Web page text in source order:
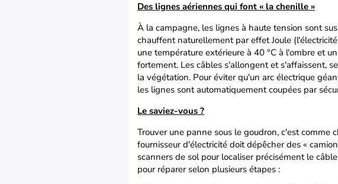
Des lignes aériennes qui font « la chenille »
À la campagne, les lignes à haute tension sont
chauffent naturellement par effet Joule
une température extérieure à 40 °C à l'ombre et
fortement. Les câbles s'allongent et s'affaissent,
la végétation. Pour éviter qu'un arc électrique
les lignes sont automatiquement coupées par
Le saviez-vous ?
Trouver une panne sous le goudron, c'est comme
fournisseur d'électricité doit dépêcher des «
scanners de sol pour localiser précisément le
pour réparer selon plusieurs étapes :